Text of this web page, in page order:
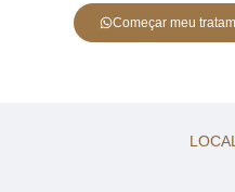
Começar meu